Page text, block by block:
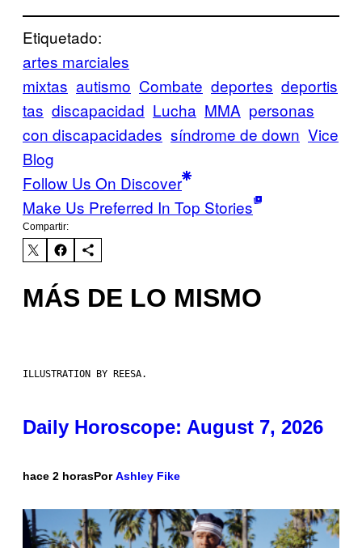
Etiquetado:
artes marciales
mixtas autismo Combate deportes deportis
tas discapacidad Lucha MMA personas
con discapacidades síndrome de down Vice
Blog
Follow Us On Discover
Make Us Preferred In Top Stories
Compartir:
MÁS DE LO MISMO
ILLUSTRATION BY REESA.
Daily Horoscope: August 7, 2026
hace 2 horasPorAshley Fike